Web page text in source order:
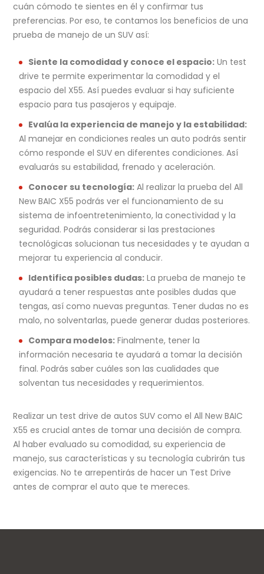
cuán cómodo te sientes en él y confirmar tus
preferencias. Por eso, te contamos los beneficios de una
prueba de manejo de un SUV así:
Siente la comodidad y conoce el espacio: Un test
drive te permite experimentar la comodidad y el
espacio del X55. Así puedes evaluar si hay suficiente
espacio para tus pasajeros y equipaje.
Evalúa la experiencia de manejo y la estabilidad:
Al manejar en condiciones reales un auto podrás sentir
cómo responde el SUV en diferentes condiciones. Así
evaluarás su estabilidad, frenado y aceleración.
Conocer su tecnología: Al realizar la prueba del All
New BAIC X55 podrás ver el funcionamiento de su
sistema de infoentretenimiento, la conectividad y la
seguridad. Podrás considerar si las prestaciones
tecnológicas solucionan tus necesidades y te ayudan a
mejorar tu experiencia al conducir.
Identifica posibles dudas: La prueba de manejo te
ayudará a tener respuestas ante posibles dudas que
tengas, así como nuevas preguntas. Tener dudas no es
malo, no solventarlas, puede generar dudas posteriores.
Compara modelos: Finalmente, tener la
información necesaria te ayudará a tomar la decisión
final. Podrás saber cuáles son las cualidades que
solventan tus necesidades y requerimientos.
Realizar un test drive de autos SUV como el All New BAIC
X55 es crucial antes de tomar una decisión de compra.
Al haber evaluado su comodidad, su experiencia de
manejo, sus características y su tecnología cubrirán tus
exigencias. No te arrepentirás de hacer un Test Drive
antes de comprar el auto que te mereces.